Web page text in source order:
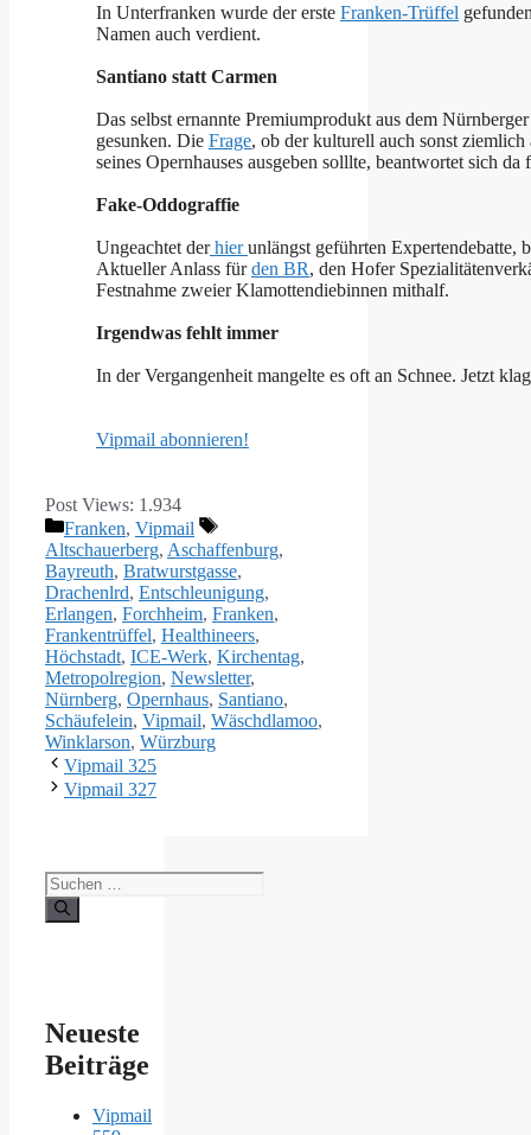
In Unterfranken wurde der erste Franken-Trüffel
Namen auch verdient.
Santiano statt Carmen
Das selbst ernannte Premiumprodukt aus dem
gesunken. Die Frage, ob der kulturell auch sonst
seines Opernhauses ausgeben solllte, beantwortet sich da
Fake-Oddograffie
Ungeachtet derhierunlängst geführten Expertendebatte,
Aktueller Anlass fürden BR, den Hofer
Festnahme zweier Klamottendiebinnen mithalf.
Irgendwas fehlt immer
In der Vergangenheit mangelte es oft an Schnee. Jetzt
Vipmail abonnieren!
Post Views: 1.934
Kategorien
Franken, Vipmail
Schlagwörter
Altschauerberg, Aschaffenburg,
Bayreuth, Bratwurstgasse,
Drachenlrd, Entschleunigung,
Erlangen, Forchheim, Franken,
Frankentrüffel, Healthineers,
Höchstadt, ICE-Werk, Kirchentag,
Metropolregion, Newsletter,
Nürnberg, Opernhaus, Santiano,
Schäufelein, Vipmail, Wäschdlamoo,
Winklarson, Würzburg
Vipmail 325
Vipmail 327
Suche
nach:
Neueste
Beiträge
Vipmail